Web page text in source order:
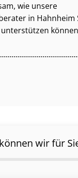
wie unsere
in Hahnheim
wir für